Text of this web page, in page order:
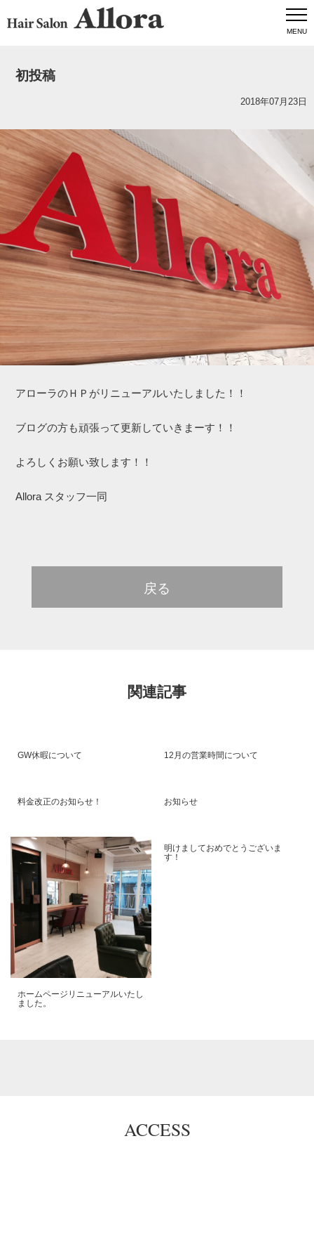
MENU
初投稿
2018年07月23日
アローラのＨＰがリニューアルいたしました！！
ブログの方も頑張って更新していきまーす！！
よろしくお願い致します！！
Allora スタッフ一同
戻る
関連記事
GW休暇について 12月の営業時間について
料金改正のお知らせ！ お知らせ
ホームページリニューアルいたし
ました。
明けましておめでとうございま
す！
ACCESS